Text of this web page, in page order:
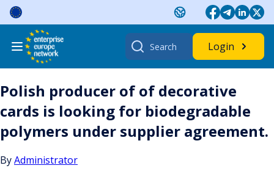
Skip
content
Search
for:
Login
Polish producer of of decorative
cards is looking for biodegradable
polymers under supplier agreement.
ByAdministrator